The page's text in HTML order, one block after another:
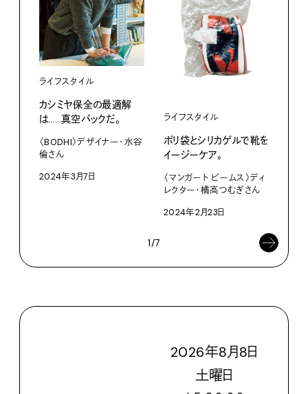
ライフスタイル
カシミヤ保全の最適解
は……真空パックだ。
〈BODHI〉デザイナー・水谷
倫さん
2024年3月7日
ライフスタイル
ポリ袋とシリカゲルで靴を
イージーケア。
〈マンガート ビームス〉ディ
レクター・橘高つむぎさん
2024年2月23日
1/7
2026年8月8日
土曜日